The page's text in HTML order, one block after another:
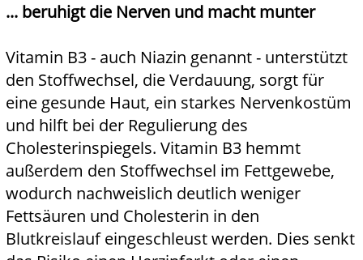
... beruhigt die Nerven und macht munter
Vitamin B3 - auch Niazin genannt - unterstützt
den Stoffwechsel, die Verdauung, sorgt für
eine gesunde Haut, ein starkes Nervenkostüm
und hilft bei der Regulierung des
Cholesterinspiegels. Vitamin B3 hemmt
außerdem den Stoffwechsel im Fettgewebe,
wodurch nachweislich deutlich weniger
Fettsäuren und Cholesterin in den
Blutkreislauf eingeschleust werden. Dies senkt